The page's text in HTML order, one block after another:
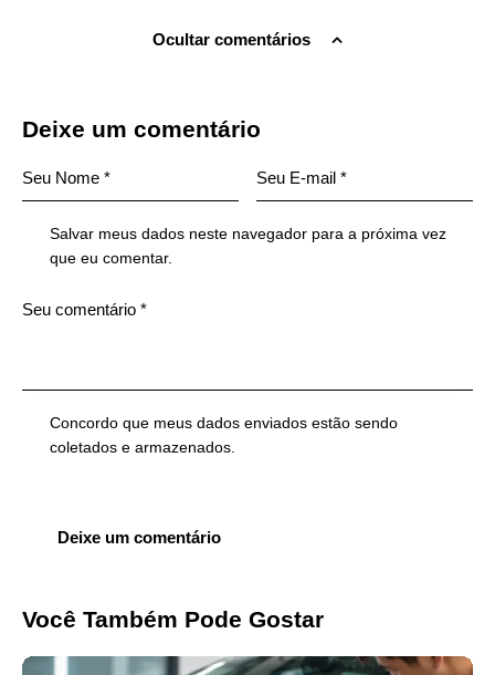
Ocultar comentários
Deixe um comentário
Salvar meus dados neste navegador para a próxima vez
que eu comentar.
Concordo que meus dados enviados estão sendo
coletados e armazenados
Você Também Pode Gostar